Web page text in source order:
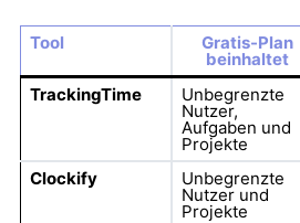
Tool Gratis-Plan
beinhaltet
TrackingTime Unbegrenzte
Nutzer,
Aufgaben und
Projekte
Clockify Unbegrenzte
Nutzer und
Projekte